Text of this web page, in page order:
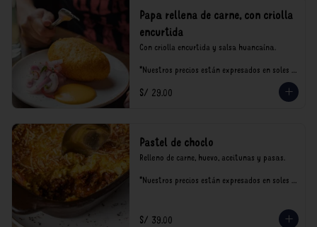
Papa rellena de carne, con criolla
encurtida
Con criolla encurtida y salsa huancaína.
*Nuestros precios están expresados en soles e
consumo.
S/ 29.00
Pastel de choclo
Relleno de carne, huevo, aceitunas y pasas.
*Nuestros precios están expresados en soles e
S/ 39.00